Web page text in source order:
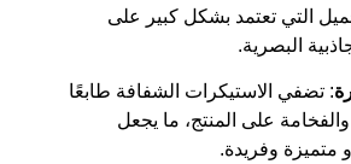
التي تعتمد بشكل كبير على
البصرية.
: تضفي الاستيكرات الشفافة طابعًا
والفخامة على المنتج، ما يجعل
متميزة وفريدة.